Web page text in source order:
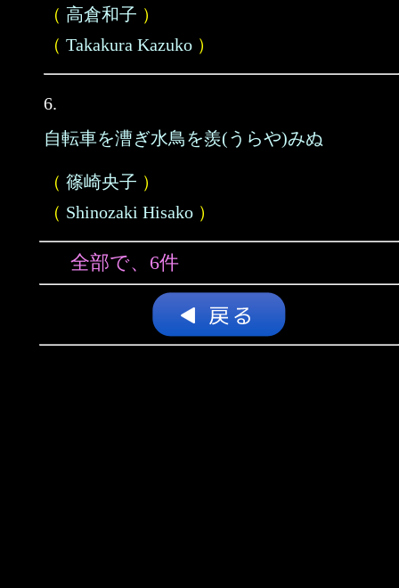
（ 高倉和子 ）
（ Takakura Kazuko ）
6.
自転車を漕ぎ水鳥を羨(うらや)みぬ
（ 篠崎央子 ）
（ Shinozaki Hisako ）
全部で、6件